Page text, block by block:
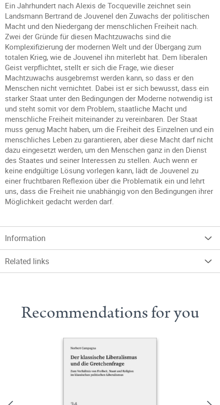
Ein Jahrhundert nach Alexis de Tocqueville zeichnet sein
Landsmann Bertrand de Jouvenel den Zuwachs der politischen
Macht und den Niedergang der menschlichen Freiheit nach.
Zwei der Gründe für diesen Machtzuwachs sind die
Komplexifizierung der modernen Welt und der Übergang zum
totalen Krieg, wie de Jouvenel ihn miterlebt hat. Dem liberalen
Geist verpflichtet, stellt er sich die Frage, wie dieser
Machtzuwachs ausgebremst werden kann, so dass er den
Menschen nicht vernichtet. Dabei ist er sich bewusst, dass ein
starker Staat unter den Bedingungen der Moderne notwendig ist
und steht somit vor dem Problem, staatliche Macht und
menschliche Freiheit miteinander zu vereinbaren. Der Staat
muss genug Macht haben, um die Freiheit des Einzelnen und ein
menschliches Leben zu garantieren, aber diese Macht darf nicht
dazu eingesetzt werden, um den Menschen ganz in den Dienst
des Staates und seiner Interessen zu stellen. Auch wenn er
keine endgültige Lösung vorlegen kann, lädt de Jouvenel zu
einer fruchtbaren Reflexion über die Problematik ein und lehrt
uns, dass die Freiheit nie unabhängig von den Bedingungen ihrer
Möglichkeit gedacht werden darf.
Information
Related links
Recommendations for you